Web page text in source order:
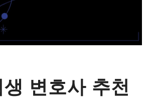
변호사 추천